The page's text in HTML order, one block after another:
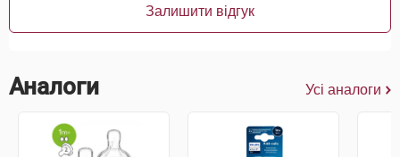
Залишити відгук
Аналоги Усі аналоги